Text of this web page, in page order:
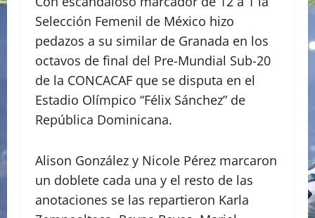
Selección Femenil de México hizo
pedazos a su similar de Granada en los
octavos de final del Pre-Mundial Sub-20
de la CONCACAF que se disputa en el
Estadio Olímpico “Félix Sánchez” de
República Dominicana.
Alison González y Nicole Pérez marcaron
un doblete cada una y el resto de las
anotaciones se las repartieron Karla